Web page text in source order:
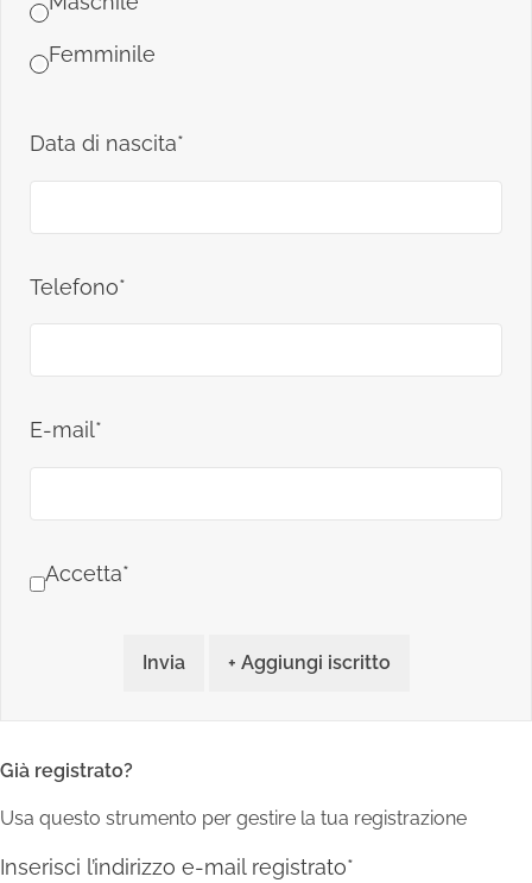
Femminile
Data di nascita*
Telefono*
E-mail*
Accetta*
Invia + Aggiungi iscritto
Già registrato?
Usa questo strumento per gestire la tua registrazione
Inserisci l’indirizzo e-mail registrato*